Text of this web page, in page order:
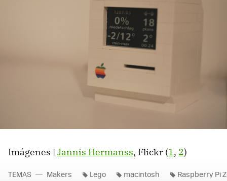
Imágenes | Jannis Hermanss, Flickr (1, 2)
TEMAS Makers Lego macintosh Raspberry Pi